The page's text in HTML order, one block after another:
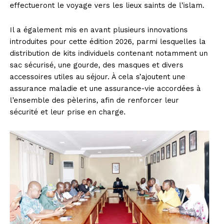
effectueront le voyage vers les lieux saints de l’islam.
Il a également mis en avant plusieurs innovations
introduites pour cette édition 2026, parmi lesquelles la
distribution de kits individuels contenant notamment un
sac sécurisé, une gourde, des masques et divers
accessoires utiles au séjour. À cela s’ajoutent une
assurance maladie et une assurance-vie accordées à
l’ensemble des pèlerins, afin de renforcer leur
sécurité et leur prise en charge.